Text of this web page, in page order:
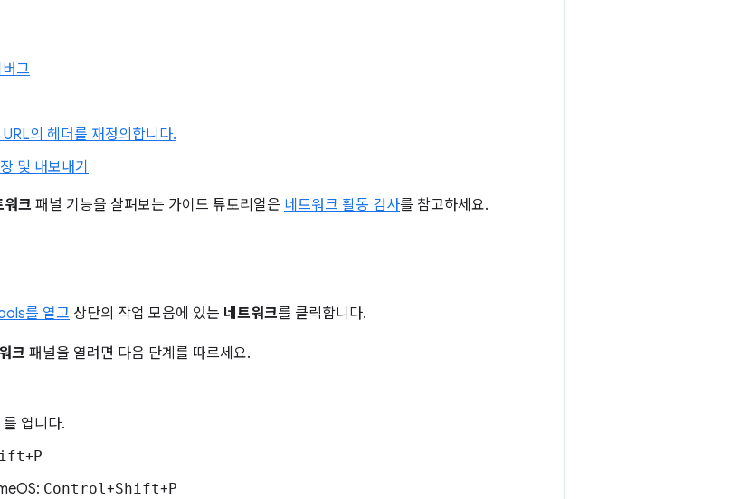
그
의 헤더를 재정의합니다.
및 내보내기
워크 패널 기능을 살펴보는 가이드 튜토리얼은 네트워크 활동 검사를 참고하세요.
를 열고 상단의 작업 모음에 있는 네트워크를 클릭합니다.
크 패널을 열려면 다음 단계를 따르세요.
를 엽니다.
+P
Control+Shift+P